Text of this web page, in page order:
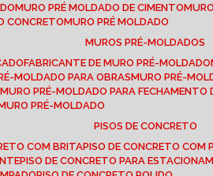
MURO PRÉ MOLDADO DE CIMENTO
CONCRETO
MURO PRÉ MOLDADO
MUROS PRÉ-MOLDADOS
FABRICANTE DE MURO PRÉ-MOLDADO
MOLDADO PARA OBRAS
MURO PRÉ-
MURO PRÉ-MOLDADO PARA
MURO PRÉ-MOLDADO
PISOS DE CONCRETO
COM BRITA PISO DE CONCRETO COM
PISO DE CONCRETO PARA